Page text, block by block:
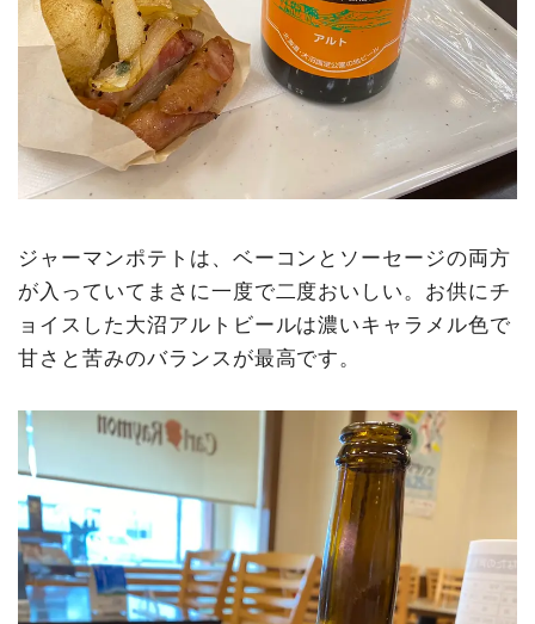
ジャーマンポテトは、ベーコンとソーセージの両方
が入っていてまさに一度で二度おいしい。お供にチ
ョイスした大沼アルトビールは濃いキャラメル色で
甘さと苦みのバランスが最高です。